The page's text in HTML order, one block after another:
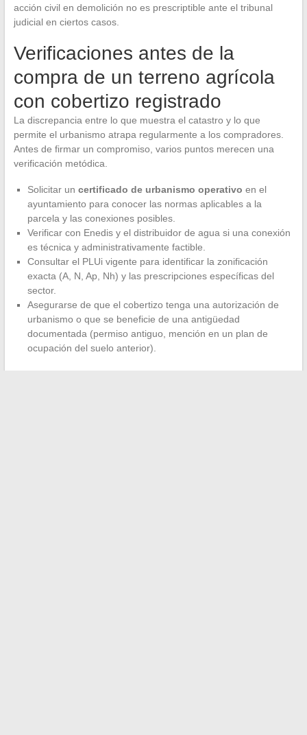
acción civil en demolición no es prescriptible ante el tribunal
judicial en ciertos casos.
Verificaciones antes de la
compra de un terreno agrícola
con cobertizo registrado
La discrepancia entre lo que muestra el catastro y lo que
permite el urbanismo atrapa regularmente a los compradores.
Antes de firmar un compromiso, varios puntos merecen una
verificación metódica.
Solicitar un certificado de urbanismo operativo en el
ayuntamiento para conocer las normas aplicables a la
parcela y las conexiones posibles.
Verificar con Enedis y el distribuidor de agua si una conexión
es técnica y administrativamente factible.
Consultar el PLUi vigente para identificar la zonificación
exacta (A, N, Ap, Nh) y las prescripciones específicas del
sector.
Asegurarse de que el cobertizo tenga una autorización de
urbanismo o que se beneficie de una antigüedad
documentada (permiso antiguo, mención en un plan de
ocupación del suelo anterior).